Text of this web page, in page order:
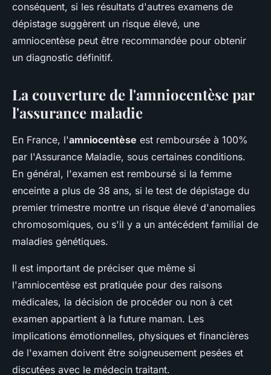
conséquent, si les résultats d'autres examens de
dépistage suggèrent un risque élevé, une
amniocentèse peut être recommandée pour obtenir
un diagnostic définitif.
La couverture de l'amniocentèse par
l'assurance maladie
En France, l'amniocentèse est remboursée à 100%
par l'Assurance Maladie, sous certaines conditions.
En général, l'examen est remboursé si la femme
enceinte a plus de 38 ans, si le test de dépistage du
premier trimestre montre un risque élevé d'anomalies
chromosomiques, ou s'il y a un antécédent familial de
maladies génétiques.
Il est important de préciser que même si
l'amniocentèse est pratiquée pour des raisons
médicales, la décision de procéder ou non à cet
examen appartient à la future maman. Les
implications émotionnelles, physiques et financières
de l'examen doivent être soigneusement pesées et
discutées avec le médecin traitant.